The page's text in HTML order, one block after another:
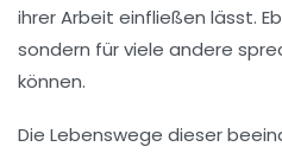
ihrer Arbeit einfließen lässt.
sondern für viele andere
können.
Die Lebenswege dieser